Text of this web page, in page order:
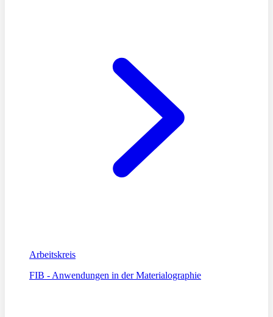
Arbeitskreis
FIB - Anwendungen in der Materialographie